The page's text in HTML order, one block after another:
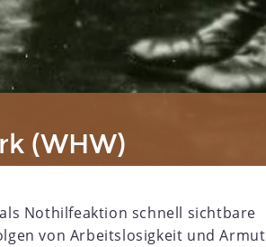
(WHW)
Nothilfeaktion schnell sichtbare
von Arbeitslosigkeit und Armut